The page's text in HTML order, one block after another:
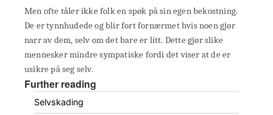
Men ofte tåler ikke folk en spøk på sin egen bekostning.
De er tynnhudede og blir fort fornærmet hvis noen gjør
narr av dem, selv om det bare er litt. Dette gjør slike
mennesker mindre sympatiske fordi det viser at de er
usikre på seg selv.
Further reading
Selvskading